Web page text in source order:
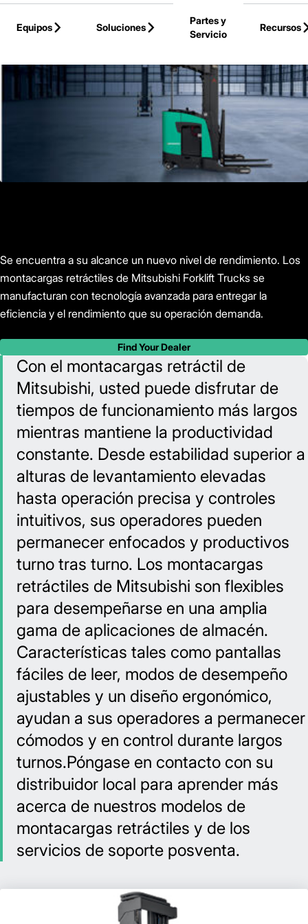
Equipos
Soluciones
Partes y
Servicio
Recursos
Se encuentra a su alcance un nuevo nivel de rendimiento. Los
montacargas retráctiles de Mitsubishi Forklift Trucks se
manufacturan con tecnología avanzada para entregar la
eficiencia y el rendimiento que su operación demanda.
Find Your Dealer
Con el montacargas retráctil de
Mitsubishi, usted puede disfrutar de
tiempos de funcionamiento más largos
mientras mantiene la productividad
constante. Desde estabilidad superior a
alturas de levantamiento elevadas
hasta operación precisa y controles
intuitivos, sus operadores pueden
permanecer enfocados y productivos
turno tras turno. Los montacargas
retráctiles de Mitsubishi son flexibles
para desempeñarse en una amplia
gama de aplicaciones de almacén.
Características tales como pantallas
fáciles de leer, modos de desempeño
ajustables y un diseño ergonómico,
ayudan a sus operadores a permanecer
cómodos y en control durante largos
turnos.Póngase en contacto con su
distribuidor local para aprender más
acerca de nuestros modelos de
montacargas retráctiles y de los
servicios de soporte posventa.